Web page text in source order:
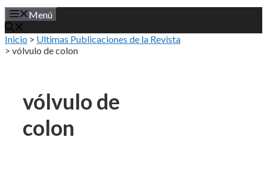
Menú
Inicio > Ultimas Publicaciones de la Revista
> vólvulo de colon
vólvulo de
colon